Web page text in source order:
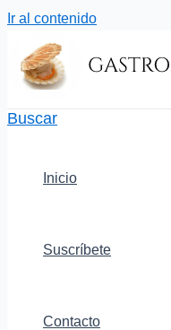
Ir al contenido
Buscar
Inicio
Suscríbete
Contacto